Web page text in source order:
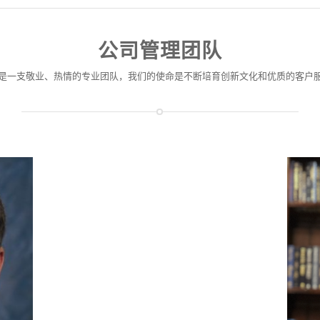
公司管理团队
一支敬业、热情的专业团队，我们的使命是不断培育创新文化和优质的客户